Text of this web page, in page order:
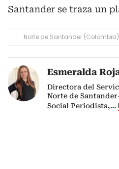
Santander se traza un
Norte de Santander (Colombia)
Esmeralda
Directora del
Norte de
Social Periodista,...